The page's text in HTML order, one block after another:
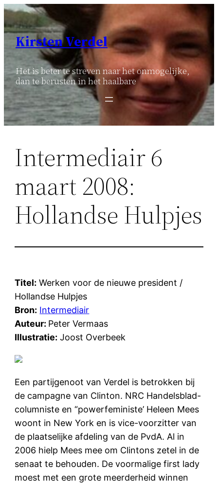
Ga
naar
inhoud
Kirsten Verdel
Het is beter te streven naar het onmogelijke,
dan te berusten in het haalbare
Intermediair 6
maart 2008:
Hollandse Hulpjes
Titel: Werken voor de nieuwe president /
Hollandse Hulpjes
Bron: Intermediair
Auteur: Peter Vermaas
Illustratie: Joost Overbeek
Een partijgenoot van Verdel is betrokken bij
de campagne van Clinton. NRC Handelsblad-
columniste en “powerfeministe’ Heleen Mees
woont in New York en is vice-voorzitter van
de plaatselijke afdeling van de PvdA. Al in
2006 hielp Mees mee om Clintons zetel in de
senaat te behouden. De voormalige first lady
moest met een grote meerderheid winnen